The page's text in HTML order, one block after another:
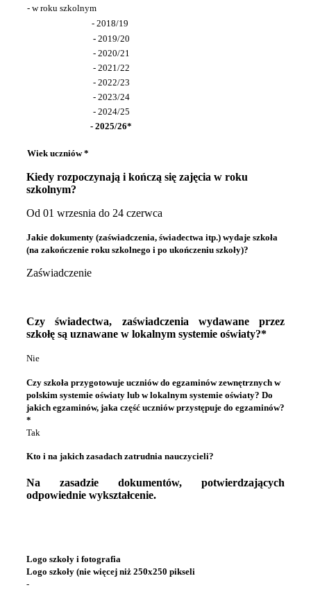
- w roku szkolnym
- 2018/19
- 2019/20
- 2020/21
- 2021/22
- 2022/23
- 2023/24
- 2024/25
- 2025/26*
Wiek uczniów *
Kiedy rozpoczynają i kończą się zajęcia w roku
szkolnym?
Od 01 wrzesnia do 24 czerwca
Jakie dokumenty (zaświadczenia, świadectwa itp.) wydaje szkoła
(na zakończenie roku szkolnego i po ukończeniu szkoły)?
Zaświadczenie
Czy świadectwa, zaświadczenia wydawane przez
szkołę są uznawane w lokalnym systemie oświaty?*
Nie
Czy szkoła przygotowuje uczniów do egzaminów zewnętrznych w
polskim systemie oświaty lub w lokalnym systemie oświaty? Do
jakich egzaminów, jaka część uczniów przystępuje do egzaminów?
*
Tak
Kto i na jakich zasadach zatrudnia nauczycieli?
Na zasadzie dokumentów, potwierdzających
odpowiednie wykształcenie.
Logo szkoły i fotografia
Logo szkoły (nie więcej niż 250x250 pikseli
-